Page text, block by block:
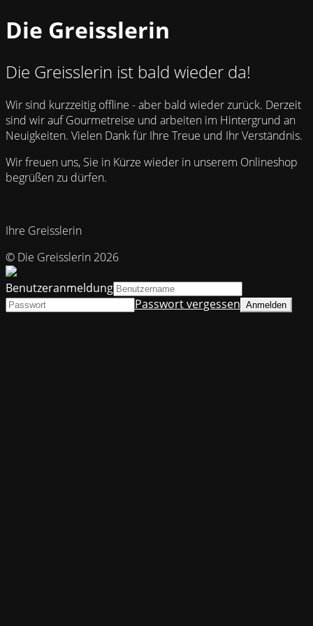
Die Greisslerin
Die Greisslerin ist bald wieder da!
Wir sind kurzzeitig offline - aber bald wieder zurück. Derzeit
sind wir auf Gourmetreise und arbeiten im Hintergrund an
Neuigkeiten. Vielen Dank für Ihre Treue und Ihr Verständnis.
Wir freuen uns, Sie in Kürze wieder in unserem Onlineshop
begrüßen zu dürfen.
Ihre Greisslerin
© Die Greisslerin 2026
Benutzeranmeldung
Passwort vergessen